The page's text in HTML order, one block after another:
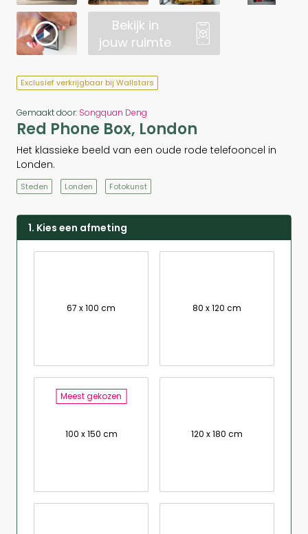
Bekijk in
jouw ruimte
Exclusief verkrijgbaar bij Wallstars
Gemaakt door: Songquan Deng
Red Phone Box, London
Het klassieke beeld van een oude rode telefooncel in
Londen.
Steden Londen Fotokunst
1. Kies een afmeting
67 x 100 cm 80 x 120 cm
Meest gekozen
100 x 150 cm 120 x 180 cm